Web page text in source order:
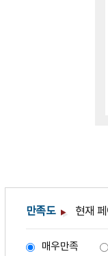
만족도 현재
매우만족